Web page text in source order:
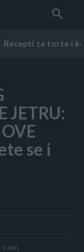
Recepti za torte i
JETRU:
se i
1 min.